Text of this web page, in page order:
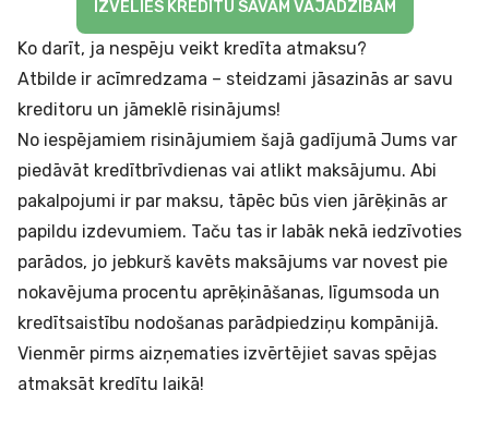
IZVĒLIES KREDĪTU SAVAM VAJADZĪBĀM
Ko darīt, ja nespēju veikt kredīta atmaksu?
Atbilde ir acīmredzama – steidzami jāsazinās ar savu
kreditoru un jāmeklē risinājums!
No iespējamiem risinājumiem šajā gadījumā Jums var
piedāvāt kredītbrīvdienas vai atlikt maksājumu. Abi
pakalpojumi ir par maksu, tāpēc būs vien jārēķinās ar
papildu izdevumiem. Taču tas ir labāk nekā iedzīvoties
parādos, jo jebkurš kavēts maksājums var novest pie
nokavējuma procentu aprēķināšanas, līgumsoda un
kredītsaistību nodošanas parādpiedziņu kompānijā.
Vienmēr pirms aizņematies izvērtējiet savas spējas
atmaksāt kredītu laikā!